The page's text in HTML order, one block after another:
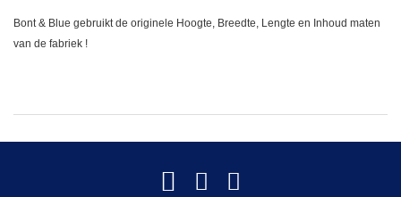
Bont & Blue gebruikt de originele Hoogte, Breedte, Lengte en Inhoud maten
van de fabriek !